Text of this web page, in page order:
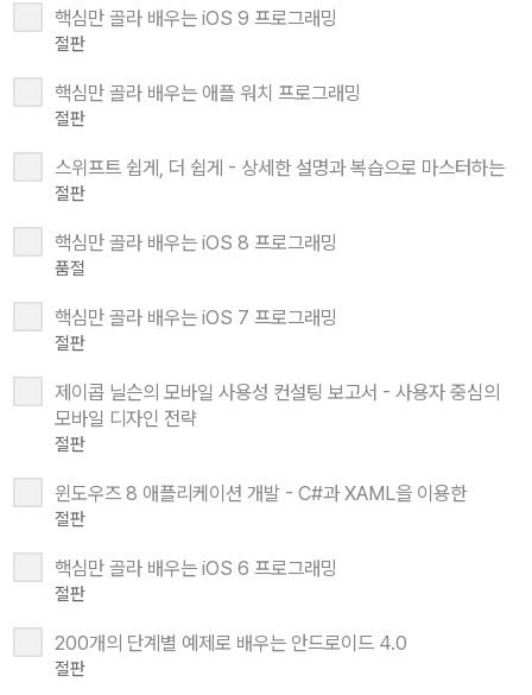
핵심만 골라 배우는 iOS 9 프로그래밍
절판
핵심만 골라 배우는 애플 워치 프로그래밍
절판
스위프트 쉽게, 더 쉽게 - 상세한 설명과 복습으로 마스터하는
절판
핵심만 골라 배우는 iOS 8 프로그래밍
품절
핵심만 골라 배우는 iOS 7 프로그래밍
절판
제이콥 닐슨의 모바일 사용성 컨설팅 보고서 - 사용자 중심의
모바일 디자인 전략
절판
윈도우즈 8 애플리케이션 개발 - C#과 XAML을 이용한
절판
핵심만 골라 배우는 iOS 6 프로그래밍
절판
200개의 단계별 예제로 배우는 안드로이드 4.0
절판